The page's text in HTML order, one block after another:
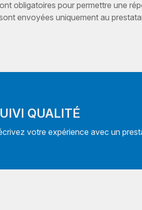
obligatoires pour permettre une
envoyées uniquement au
QUALITÉ
votre expérience avec un